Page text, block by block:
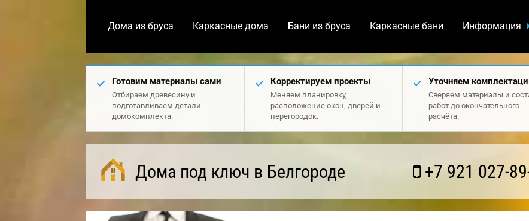
Дома из бруса Каркасные дома Бани из бруса Каркасные бани Информация
Готовим материалы сами
Отбираем древесину и
подготавливаем детали
домокомплекта.
Корректируем проекты
Меняем планировку,
расположение окон, дверей и
перегородок.
Уточняем
Сверяем материалы и
работ до окончательного
расчёта.
Дома под ключ в Белгороде +7 921 027-